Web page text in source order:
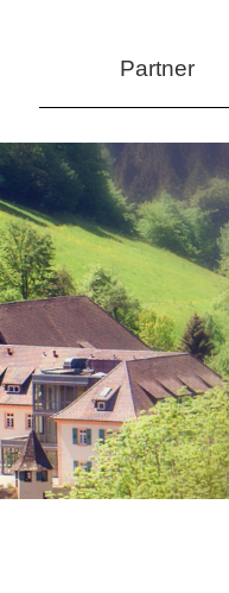
Partner